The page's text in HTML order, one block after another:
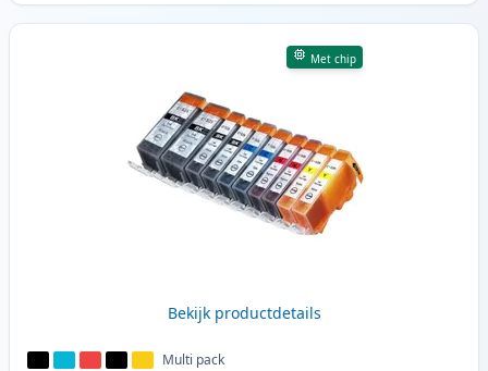
Met chip
Bekijk productdetails
Multi pack